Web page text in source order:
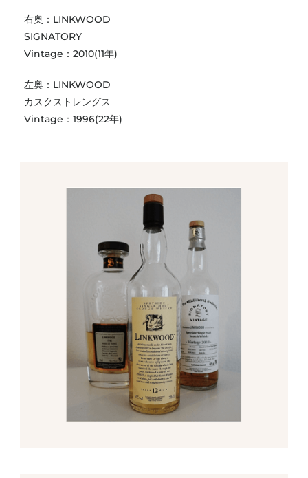
右奥：LINKWOOD
SIGNATORY
Vintage：2010(11年)
左奥：LINKWOOD
カスクストレングス
Vintage：1996(22年)